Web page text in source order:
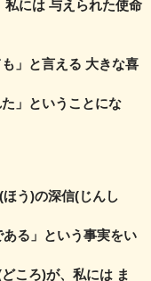
には 与えられた使命
」と言える 大きな喜
」ということにな
う)の深信(じんし
ある」という事実をい
ころ)が、私には ま